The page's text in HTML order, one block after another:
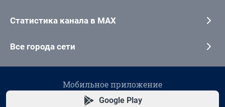
Статистика канала в MAX
Все города сети
Мобильное приложение
Google Play